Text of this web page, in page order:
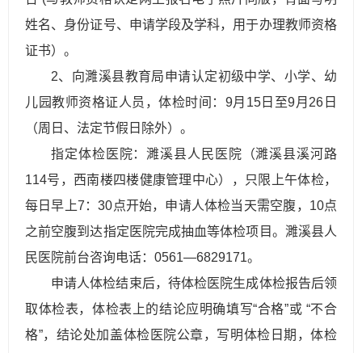
姓名、身份证号、申请学段及学科，用于办理教师资格
证书）。
2、向濉溪县教育局申请认定初级中学、小学、幼
儿园教师资格证人员，体检时间：9月15日至9月26日
（周日、法定节假日除外）。
指定体检医院：濉溪县人民医院（濉溪县溪河路
114号，西南楼四楼健康管理中心），只限上午体检，
每日早上7：30点开始，申请人体检当天需空腹，10点
之前空腹到达指定医院完成抽血等体检项目。濉溪县人
民医院前台咨询电话：0561—6829171。
申请人体检结束后，待体检医院生成体检报告后领
取体检表，体检表上的结论应明确填写“合格”或 “不合
格”，结论处加盖体检医院公章，写明体检日期，体检